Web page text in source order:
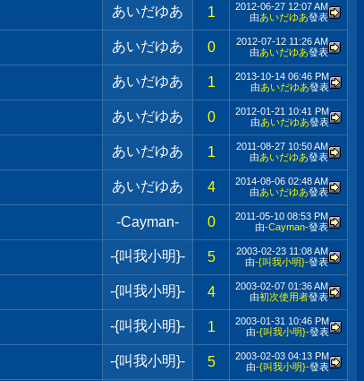
あいだゆあ 1 2012-06-27 12:07 AM
由あいだゆあ發表
あいだゆあ 0 2012-07-12 11:26 AM
由あいだゆあ發表
あいだゆあ 1 2013-10-14 06:46 PM
由あいだゆあ發表
あいだゆあ 0 2012-01-21 10:41 PM
由あいだゆあ發表
あいだゆあ 1 2011-08-27 10:50 AM
由あいだゆあ發表
あいだゆあ 4 2014-08-06 02:48 AM
由あいだゆあ發表
-Cayman- 0 2011-05-10 08:53 PM
由-Cayman-發表
-{叫我小明}- 5 2003-02-23 11:08 AM
由-{叫我小明}-發表
-{叫我小明}- 4 2003-02-07 01:36 AM
由初次使用者發表
-{叫我小明}- 1 2003-01-31 10:46 PM
由-{叫我小明}-發表
-{叫我小明}- 5 2003-02-03 04:13 PM
由-{叫我小明}-發表